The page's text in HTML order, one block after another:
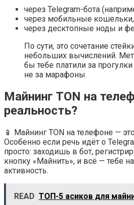
через Telegram-бота
через мобильные кошельки,
через десктопные ноды и
По сути, это сочетание
небольших вычислений.
бы тебе платили за
не за марафоны.
Майнинг TON на
реальность?
📱 Майнинг TON на телефоне —
Особенно если речь идёт о
просто: заходишь в бот,
кнопку «Майнить», и всё — тебе
активность.
READ ТОП-5 асиков для